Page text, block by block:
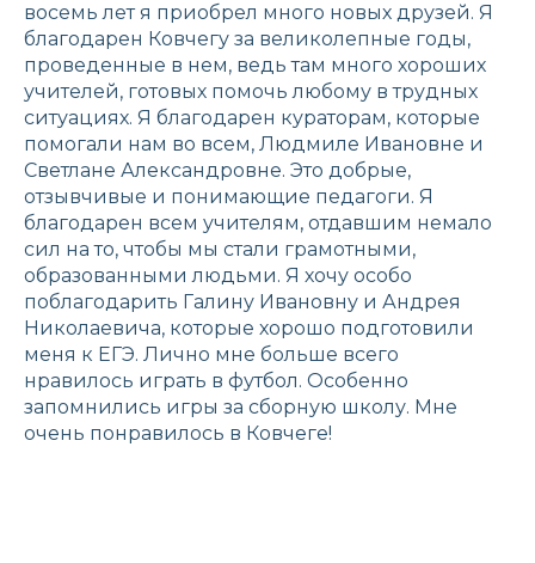
восемь лет я приобрел много новых друзей. Я
благодарен Ковчегу за великолепные годы,
проведенные в нем, ведь там много хороших
учителей, готовых помочь любому в трудных
ситуациях. Я благодарен кураторам, которые
помогали нам во всем, Людмиле Ивановне и
Светлане Александровне. Это добрые,
отзывчивые и понимающие педагоги. Я
благодарен всем учителям, отдавшим немало
сил на то, чтобы мы стали грамотными,
образованными людьми. Я хочу особо
поблагодарить Галину Ивановну и Андрея
Николаевича, которые хорошо подготовили
меня к ЕГЭ. Лично мне больше всего
нравилось играть в футбол. Особенно
запомнились игры за сборную школу. Мне
очень понравилось в Ковчеге!